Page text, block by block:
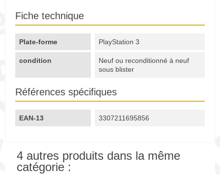
Fiche technique
Plate-forme PlayStation 3
condition
Neuf ou reconditionné à neuf
sous blister
Références spécifiques
EAN-13 3307211695856
4 autres produits dans la même
catégorie :